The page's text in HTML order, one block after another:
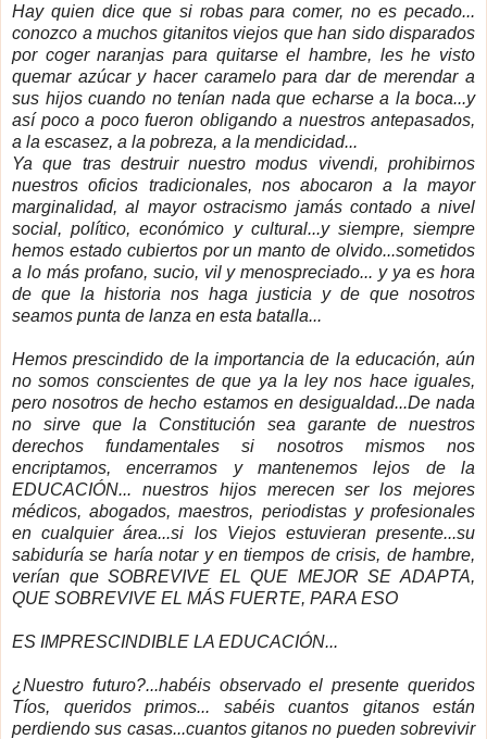
Hay quien dice que si robas para comer, no es pecado...
conozco a muchos gitanitos viejos que han sido disparados
por coger naranjas para quitarse el hambre, les he visto
quemar azúcar y hacer caramelo para dar de merendar a
sus hijos cuando no tenían nada que echarse a la boca...y
así poco a poco fueron obligando a nuestros antepasados,
a la escasez, a la pobreza, a la mendicidad...
Ya que tras destruir nuestro modus vivendi, prohibirnos
nuestros oficios tradicionales, nos abocaron a la mayor
marginalidad, al mayor ostracismo jamás contado a nivel
social, político, económico y cultural...y siempre, siempre
hemos estado cubiertos por un manto de olvido...sometidos
a lo más profano, sucio, vil y menospreciado... y ya es hora
de que la historia nos haga justicia y de que nosotros
seamos punta de lanza en esta batalla...
Hemos prescindido de la importancia de la educación, aún
no somos conscientes de que ya la ley nos hace iguales,
pero nosotros de hecho estamos en desigualdad...De nada
no sirve quela Constitución sea garante de nuestros
derechos fundamentales si nosotros mismos nos
encriptamos, encerramos y mantenemos lejos de la
EDUCACIÓN... nuestros hijos merecen ser los mejores
médicos, abogados, maestros, periodistas y profesionales
en cualquier área...si los Viejos estuvieran presente...su
sabiduría se haría notar y en tiempos de crisis, de hambre,
verían que SOBREVIVE EL QUE MEJOR SE ADAPTA,
QUE SOBREVIVE EL MÁS FUERTE, PARA ESO
ES IMPRESCINDIBLE LA EDUCACIÓN...
¿Nuestro futuro?...habéis observado el presente queridos
Tíos, queridos primos... sabéis cuantos gitanos están
perdiendo sus casas...cuantos gitanos no pueden sobrevivir